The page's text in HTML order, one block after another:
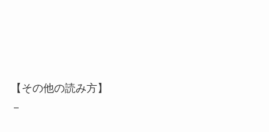
【その他の読み方】
－